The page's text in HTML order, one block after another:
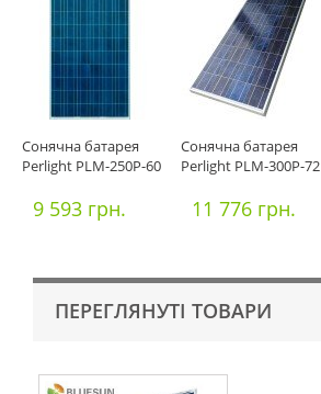
Сонячна батарея
Perlight PLM-250P-60
9 593 грн.
Сонячна батарея
Perlight PLM-300P-72
11 776 грн.
ПЕРЕГЛЯНУТІ ТОВАРИ